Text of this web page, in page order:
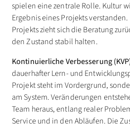
spielen eine zentrale Rolle. Kultur
Ergebnis eines Projekts verstanden.
Projekts zieht sich die Beratung
den Zustand stabil halten.
Kontinuierliche Verbesserung
dauerhafter Lern- und
Projekt steht im Vordergrund,
am System. Veränderungen
Team heraus, entlang realer
Service und in den Abläufen. Die